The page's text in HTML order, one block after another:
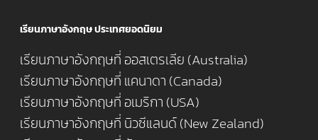
เรียนภาษาอังกฤษ ประเทศยอดนิยม
เรียนภาษาอังกฤษที่ ออสเตรเลีย (Australia)
เรียนภาษาอังกฤษที่ แคนาดา (Canada)
เรียนภาษาอังกฤษที่ อเมริกา (USA)
เรียนภาษาอังกฤษที่ นิวซีแลนด์ (New Zealand)